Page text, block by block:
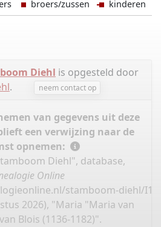
broers/zussen kinderen
Diehl is opgesteld door
. neem contact op
van gegevens uit deze
een verwijzing naar de
opnemen:
Diehl", database,
Online
stamboom-diehl/
2026), "Maria "Maria van
Blois (1136-1182)".